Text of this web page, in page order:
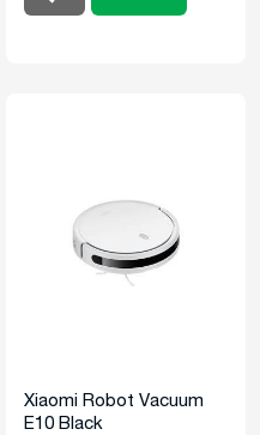
Xiaomi Robot Vacuum
E10 Black